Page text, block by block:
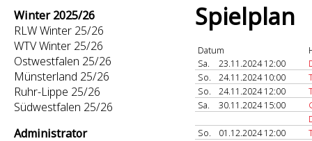
Winter 2025/26
RLW Winter 25/26
WTV Winter 25/26
Ostwestfalen 25/26
Münsterland 25/26
Ruhr-Lippe 25/26
Südwestfalen 25/26
Administrator
Spielplan
Datum
Sa.
23.11.2024 12:00
So.
24.11.2024 10:00
So.
24.11.2024 12:00
Sa.
30.11.2024 15:00
So.
01.12.2024 12:00